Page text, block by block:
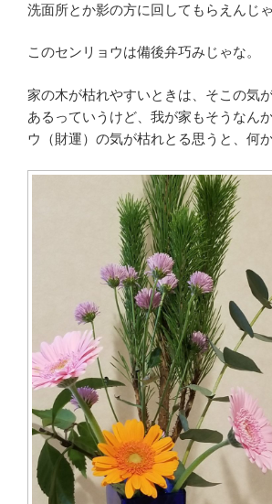
洗面所とか影の方に回してもらえんじゃ
このセンリョウは備後弁巧みじゃな。
家の木が枯れやすいときは、そこの気
あるっていうけど、我が家もそうなん
ウ（財運）の気が枯れとる思うと、何か